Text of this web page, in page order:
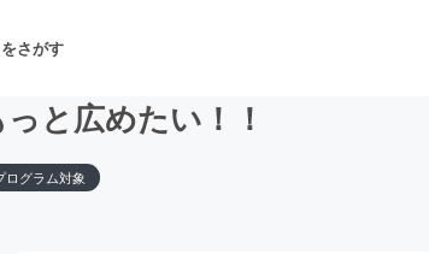
さがす
と広めたい！！
ログラム対象